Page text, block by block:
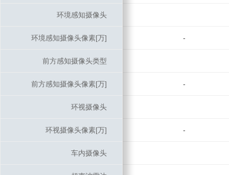
环境感知摄像头
环境感知摄像头像素[万] -
前方感知摄像头类型
前方感知摄像头像素[万] -
环视摄像头
环视摄像头像素[万] -
车内摄像头
环境感知摄像头
环境感知摄像头像素[万]
前方感知摄像头类型
前方感知摄像头像素[万]
环视摄像头
环视摄像头像素[万]
车内摄像头